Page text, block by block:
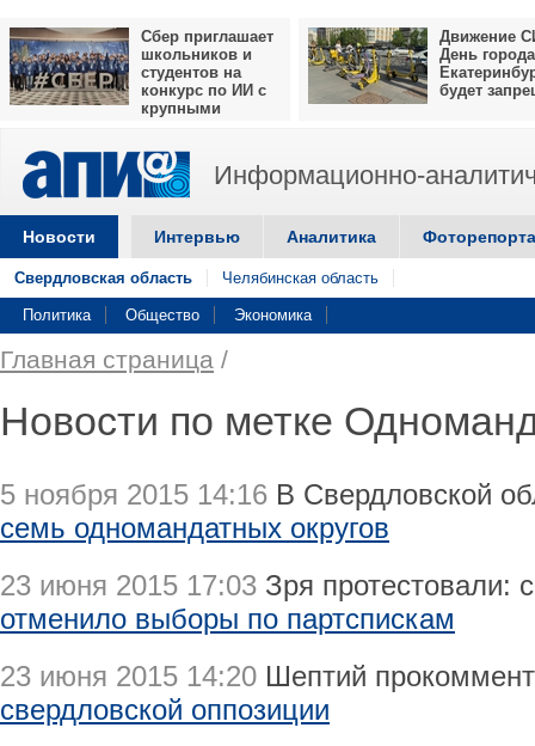
Сбер приглашает
школьников и
студентов на
конкурс по ИИ с
крупными
Движение
День города
будет
Информационно-
Новости Интервью Аналитика
Свердловская область Челябинская область
Политика Общество Экономика
Главная страница /
Новости по метке
5 ноября 2015 14:16 В Свердловской
семь одномандатных округов
23 июня 2015 17:03 Зря протестовали:
отменило выборы по партспискам
23 июня 2015 14:20 Шептий
свердловской оппозиции